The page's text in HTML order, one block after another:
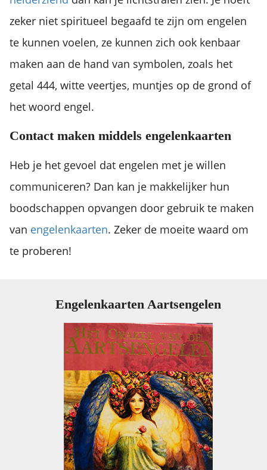
zeker niet spiritueel begaafd te zijn om engelen
te kunnen voelen, ze kunnen zich ook kenbaar
maken aan de hand van symbolen, zoals het
getal 444, witte veertjes, muntjes op de grond of
het woord engel.
Contact maken middels engelenkaarten
Heb je het gevoel dat engelen met je willen
communiceren? Dan kan je makkelijker hun
boodschappen opvangen door gebruik te maken
van engelenkaarten. Zeker de moeite waard om
te proberen!
Engelenkaarten Aartsengelen